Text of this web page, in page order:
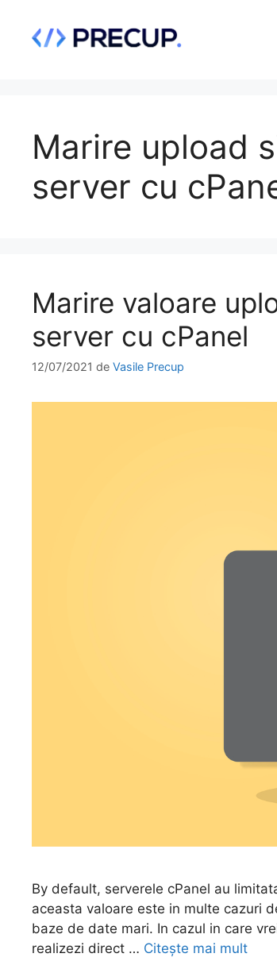
conținut
Marire upload
server cu
Marire valoare
server cu cPanel
12/07/2021 de Vasile Precup
By default, serverele cPanel au
aceasta valoare este in multe cazuri
baze de date mari. In cazul in care
realizezi direct … Citește mai mult